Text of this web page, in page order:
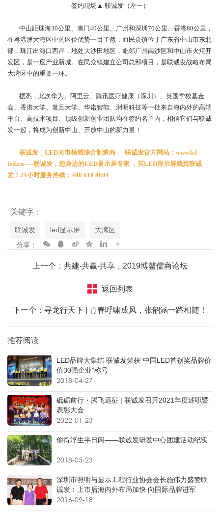
签约现场▲ 联诚发（左一）
中山距珠海30公里、澳门40公里、广州和深圳70公里、香港80公里，
在粤港澳大湾区中的区位优势一目了然，而民众镇位于广东省中山市东北
部，珠江出海口西岸，地处大沙田地区，毗邻广州南沙区和中山市火炬开
发区，是一座产业新城。在民众镇建立公司总部项目，是联诚发战略布局
大湾区中的重要一环。
据悉，此次华为、阿里云、腾讯医疗健康（深圳）、英国学校基金
会、香港大学、复旦大学、华诺智能、洲明科技等一批来自海内外的高端
平台、高技术项目、顶级创新创业团队均在签约名单内，相信它们与联诚
发一起，将成为创新中山、开放中山的新力量！
联诚发，LED光电领域综合制造商 ----联诚发官方网站：www.lcf-
led.cn-----联诚发，您身边的LED显示屏专家 ，买LED显示屏就找联诚
发！24小时服务热线：400 618 8884
关键字：
联诚发 led显示屏
大湾区
分享：
上一个：共建‧共赢‧共享，2019博鳌儒商论坛
返回列表
下一个：寻龙行天下 | 青春呼啸成风，张韶涵一路相随！
推荐阅读
LED品牌大集结 联诚发荣获“中国LED首创奖品牌价
值30强企业”称号
2018-04-27
砥砺前行・腾飞远征 | 联诚发召开2021年度述职暨
表彰大会
2022-01-23
偷得浮生半日闲——联诚发研发中心团建活动纪实
2018-05-23
深圳市照明与显示工程行业协会会长施伟力盛赞联
诚发：上市后海内外布局加快 向国际品牌进军
2016-09-18